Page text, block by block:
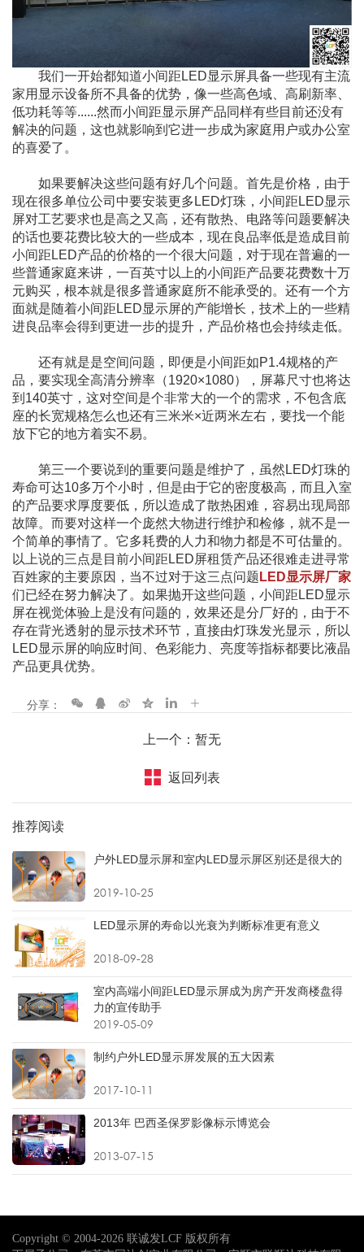
我们一开始都知道小间距LED显示屏具备一些现有主流
家用显示设备所不具备的优势，像一些高色域、高刷新率、
低功耗等等......然而小间距显示屏产品同样有些目前还没有
解决的问题，这也就影响到它进一步成为家庭用户或办公室
的喜爱了。
如果要解决这些问题有好几个问题。首先是价格，由于
现在很多单位公司中要安装更多LED灯珠，小间距LED显示
屏对工艺要求也是高之又高，还有散热、电路等问题要解决
的话也要花费比较大的一些成本，现在良品率低是造成目前
小间距LED产品的价格的一个很大问题，对于现在普遍的一
些普通家庭来讲，一百英寸以上的小间距产品要花费数十万
元购买，根本就是很多普通家庭所不能承受的。还有一个方
面就是随着小间距LED显示屏的产能增长，技术上的一些精
进良品率会得到更进一步的提升，产品价格也会持续走低。
还有就是是空间问题，即便是小间距如P1.4规格的产
品，要实现全高清分辨率（1920×1080），屏幕尺寸也将达
到140英寸，这对空间是个非常大的一个的需求，不包含底
座的长宽规格怎么也还有三米米×近两米左右，要找一个能
放下它的地方着实不易。
第三一个要说到的重要问题是维护了，虽然LED灯珠的
寿命可达10多万个小时，但是由于它的密度极高，而且入室
的产品要求厚度要低，所以造成了散热困难，容易出现局部
故障。而要对这样一个庞然大物进行维护和检修，就不是一
个简单的事情了。它多耗费的人力和物力都是不可估量的。
以上说的三点是目前小间距LED屏租赁产品还很难走进寻常
百姓家的主要原因，当不过对于这三点问题 LED显示屏厂家
们已经在努力解决了。如果抛开这些问题，小间距LED显示
屏在视觉体验上是没有问题的，效果还是分厂好的，由于不
存在背光透射的显示技术环节，直接由灯珠发光显示，所以
LED显示屏的响应时间、色彩能力、亮度等指标都要比液晶
产品更具优势。
分享：
上一个：暂无
返回列表
推荐阅读
户外LED显示屏和室内LED显示屏区别还是很大的
2019-10-25
LED显示屏的寿命以光衰为判断标准更有意义
2018-09-28
室内高端小间距LED显示屏成为房产开发商楼盘得
力的宣传助手
2019-05-09
制约户外LED显示屏发展的五大因素
2017-10-11
2013年 巴西圣保罗影像标示博览会
2013-07-15
Copyright © 2004-2026 联诚发LCF 版权所有